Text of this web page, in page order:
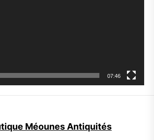
07:46
Méounes Antiquités